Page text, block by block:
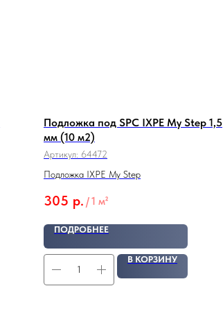
Подложка под SPC IXPE My Step 1,5
мм (10 м2)
Артикул: 64472
Подложка IXPE My Step
305 р. /1 м²
ПОДРОБНЕЕ
В КОРЗИНУ